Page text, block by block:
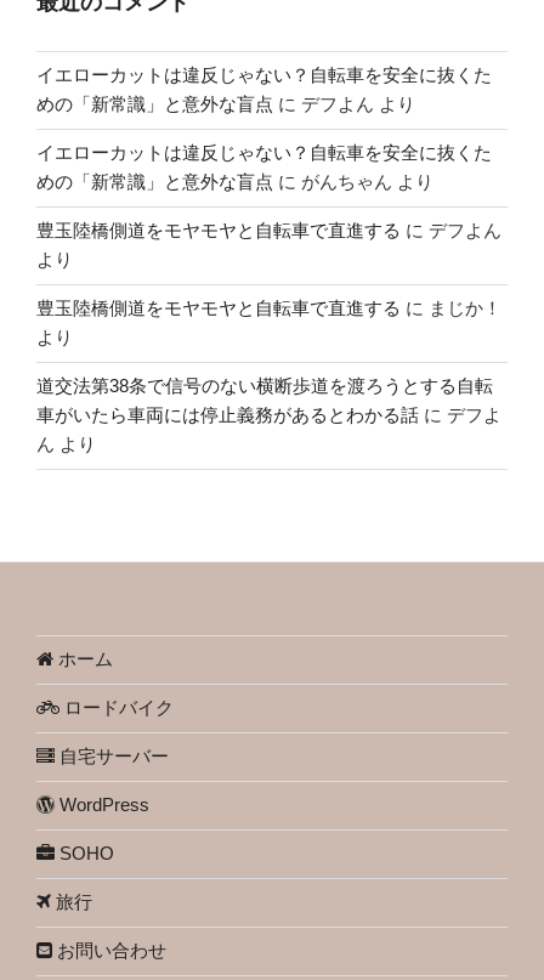
イエローカットは違反じゃない？自転車を安全に抜くた
めの「新常識」と意外な盲点 に デフよん より
イエローカットは違反じゃない？自転車を安全に抜くた
めの「新常識」と意外な盲点 に がんちゃん より
豊玉陸橋側道をモヤモヤと自転車で直進する に デフよん
より
豊玉陸橋側道をモヤモヤと自転車で直進する に まじか！
より
道交法第38条で信号のない横断歩道を渡ろうとする自転
車がいたら車両には停止義務があるとわかる話 に デフよ
ん より
ホーム
ロードバイク
自宅サーバー
WordPress
SOHO
旅行
お問い合わせ